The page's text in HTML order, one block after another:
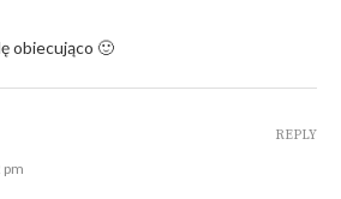
obiecująco 🙂
pm
REPLY